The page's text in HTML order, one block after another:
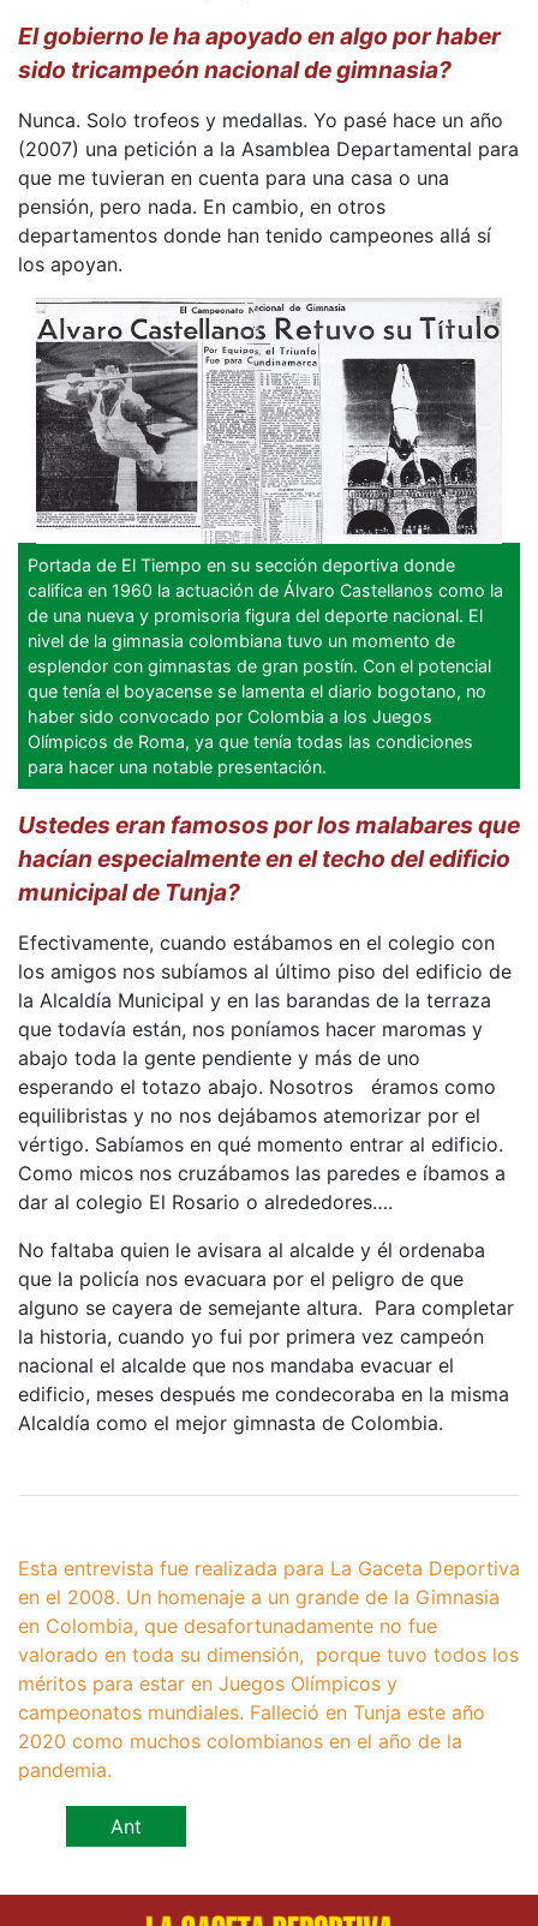
El gobierno le ha apoyado en algo por haber
sido tricampeón nacional de gimnasia?
Nunca. Solo trofeos y medallas. Yo pasé hace un año
(2007) una petición a la Asamblea Departamental para
que me tuvieran en cuenta para una casa o una
pensión, pero nada. En cambio, en otros
departamentos donde han tenido campeones allá sí
los apoyan.
Portada de El Tiempo en su sección deportiva donde
califica en 1960 la actuación de Álvaro Castellanos como la
de una nueva y promisoria figura del deporte nacional. El
nivel de la gimnasia colombiana tuvo un momento de
esplendor con gimnastas de gran postín. Con el potencial
que tenía el boyacense se lamenta el diario bogotano, no
haber sido convocado por Colombia a los Juegos
Olímpicos de Roma, ya que tenía todas las condiciones
para hacer una notable presentación.
Ustedes eran famosos por los malabares que
hacían especialmente en el techo del edificio
municipal de Tunja?
Efectivamente, cuando estábamos en el colegio con
los amigos nos subíamos al último piso del edificio de
la Alcaldía Municipal y en las barandas de la terraza
que todavía están, nos poníamos hacer maromas y
abajo toda la gente pendiente y más de uno
esperando el totazo abajo. Nosotros éramos como
equilibristas y no nos dejábamos atemorizar por el
vértigo. Sabíamos en qué momento entrar al edificio.
Como micos nos cruzábamos las paredes e íbamos a
dar al colegio El Rosario o alrededores….
No faltaba quien le avisara al alcalde y él ordenaba
que la policía nos evacuara por el peligro de que
alguno se cayera de semejante altura. Para completar
la historia, cuando yo fui por primera vez campeón
nacional el alcalde que nos mandaba evacuar el
edificio, meses después me condecoraba en la misma
Alcaldía como el mejor gimnasta de Colombia.
Esta entrevista fue realizada para La Gaceta Deportiva
en el 2008. Un homenaje a un grande de la Gimnasia
en Colombia, que desafortunadamente no fue
valorado en toda su dimensión, porque tuvo todos los
méritos para estar en Juegos Olímpicos y
campeonatos mundiales. Falleció en Tunja este año
2020 como muchos colombianos en el año de la
pandemia.
Ant